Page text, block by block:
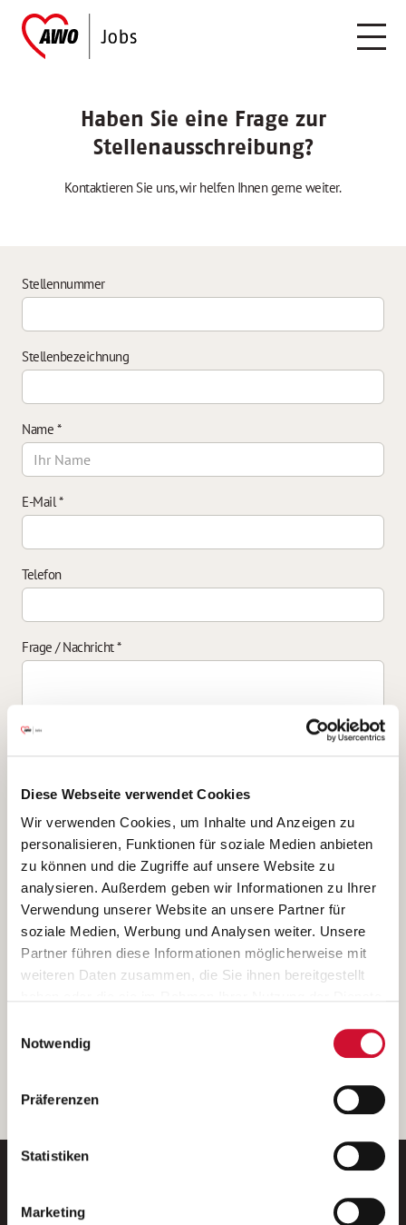
Diese Webseite verwendet Cookies
Wir verwenden Cookies, um Inhalte und Anzeigen zu
personalisieren, Funktionen für soziale Medien anbieten
zu können und die Zugriffe auf unsere Website zu
analysieren. Außerdem geben wir Informationen zu Ihrer
Verwendung unserer Website an unsere Partner für
soziale Medien, Werbung und Analysen weiter. Unsere
Partner führen diese Informationen möglicherweise mit
weiteren Daten zusammen, die Sie ihnen bereitgestellt
Wenn Sie auf „Cookies zulassen“ klicken, so stimmen
Sie der Speicherung sämtlicher Cookies zu. Sie können
Ihre Einwilligung selbstverständlich jederzeit widerrufen,
indem Sie die Cookie-Einstellungen aufrufen und diese
unserer
Notwendig
Präferenzen
Statistiken
Marketing
Haben Sie eine Frage zur
Stellenausschreibung?
Kontaktieren Sie uns, wir helfen Ihnen gerne weiter.
Stellennummer
Stellenbezeichnung
Name *
E-Mail*
Telefon
Frage / Nachricht*
Ich bin damit einverstanden, dass meine personenbezogenen Daten
ausschließlich zum Zweck der Durchführung der Kontaktanfrage
verarbeitet, auf IT- Systemen der Garitz Bewirtschaftungsbetriebe
GmbH, Heinrich-von-Kleist-Straße 2, 97688 Bad Kissingen
(Betreiber) gespeichert und an die für das Stellenangebot
verantwortliche Stelle zur Kontaktaufnahme weitergegeben
werden.
Diese Einwilligungserklärung kann ich jederzeit gegenüber dem
Weitere Details können Sie der
entnehmen.